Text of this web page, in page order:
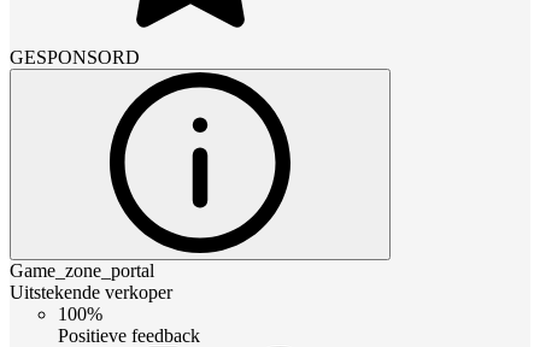
GESPONSORD
Game_zone_portal
Uitstekende verkoper
100%
Positieve feedback